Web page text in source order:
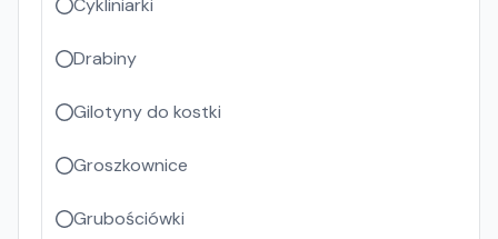
Cykliniarki
Drabiny
Gilotyny do kostki
Groszkownice
Grubościówki